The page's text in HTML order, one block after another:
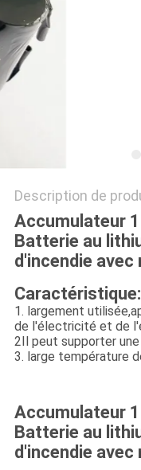
SITE
PRIVACY
Description de
Accumulateur
Batterie au
d'incendie avec
Caractéristique:
1. largement
de l'électricité et de
2Il peut supporter une
3. large température
Accumulateur
Batterie au
d'incendie avec